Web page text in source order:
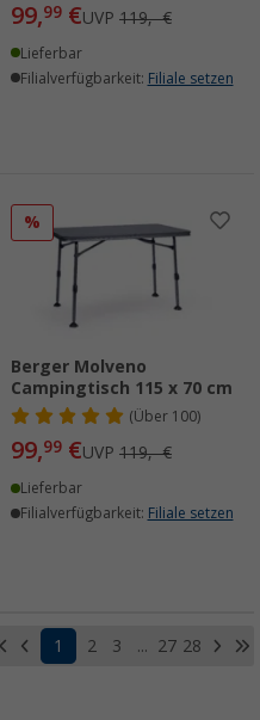
99,99 €UVP 119,- €
Lieferbar
Filialverfügbarkeit: Filiale setzen
%
Berger Molveno
Campingtisch 115 x 70 cm
(Über100)
99,99 €UVP 119,- €
Lieferbar
Filialverfügbarkeit: Filiale setzen
1 2 3 ... 27 28